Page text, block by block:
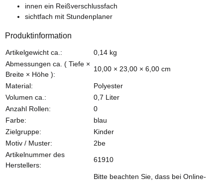
innen ein Reißverschlussfach
sichtfach mit Stundenplaner
Produktinformation
Produkteigenschaft
Wert
Artikelgewicht ca.: 0,14 kg
Abmessungen ca. ( Tiefe ×
Breite × Höhe ):
10,00 × 23,00 × 6,00 cm
Material:
Polyester
Volumen ca.:
0,7 Liter
Anzahl Rollen:
0
Farbe:
blau
Zielgruppe:
Kinder
Motiv / Muster:
2be
Artikelnummer des
Herstellers:
61910
Bitte beachten Sie, dass bei Online-